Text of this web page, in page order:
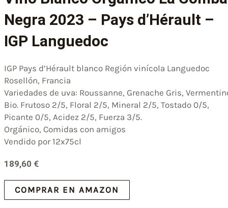
Negra 2023 – Pays d’Hérault –
IGP Languedoc
IGP Pays d’Hérault blanco Región vinícola Languedoc
Rosellón, Francia
Variedades de uva: Roussanne, Grenache Gris,
Bio. Frutoso 2/5, Floral 2/5, Mineral 2/5, Tostado 0/5,
Picante 0/5, Acidez 2/5, Fuerza 3/5.
Orgánico, Comidas con amigos
Vendido por 12x75cl
189,60 €
COMPRAR EN AMAZON